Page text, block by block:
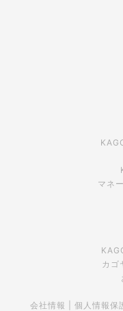
マネ
カゴ
会社情報 個人情報保